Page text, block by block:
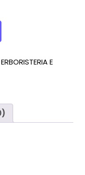
ERBORISTERIA E